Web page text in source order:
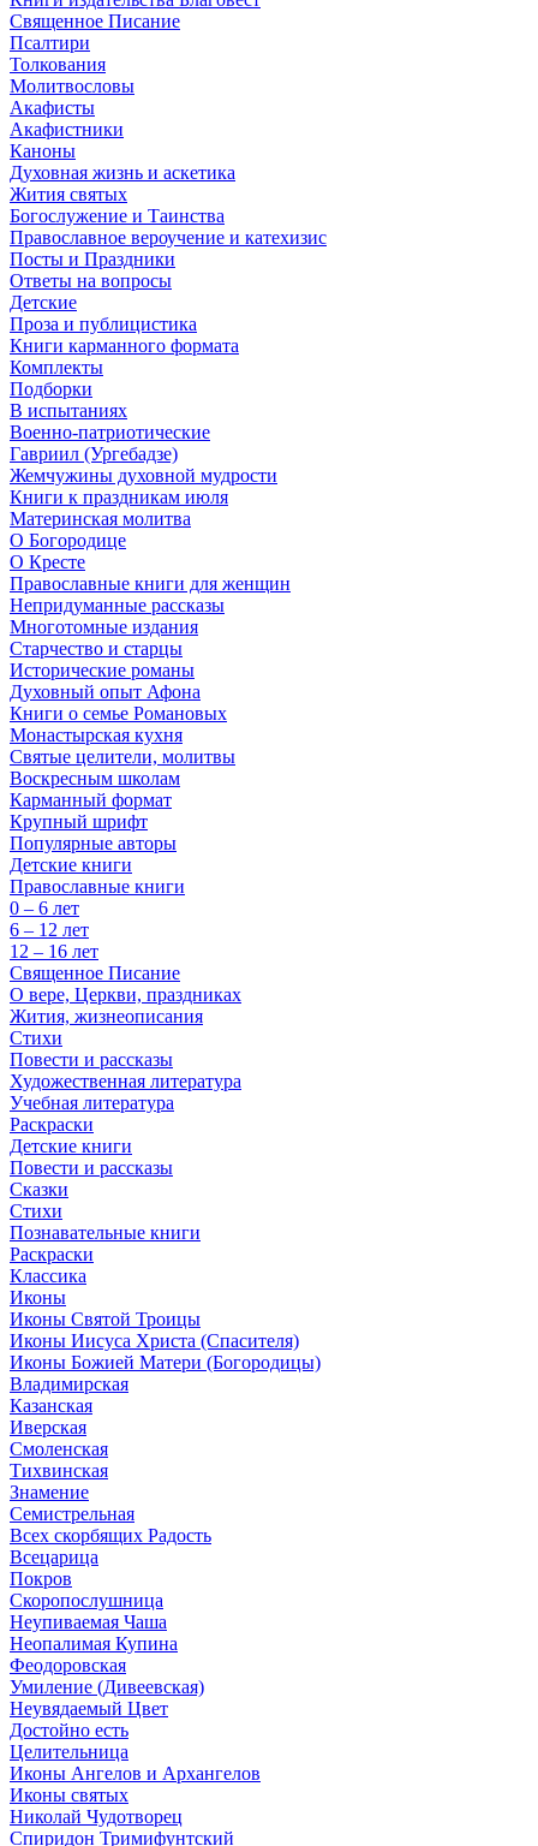
Священное Писание
Псалтири
Толкования
Молитвословы
Акафисты
Акафистники
Каноны
Духовная жизнь и аскетика
Жития святых
Богослужение и Таинства
Православное вероучение и катехизис
Посты и Праздники
Ответы на вопросы
Детские
Проза и публицистика
Книги карманного формата
Комплекты
Подборки
В испытаниях
Военно-патриотические
Гавриил (Ургебадзе)
Жемчужины духовной мудрости
Книги к праздникам июля
Материнская молитва
О Богородице
О Кресте
Православные книги для женщин
Непридуманные рассказы
Многотомные издания
Старчество и старцы
Исторические романы
Духовный опыт Афона
Книги о семье Романовых
Монастырская кухня
Святые целители, молитвы
Воскресным школам
Карманный формат
Крупный шрифт
Популярные авторы
Детские книги
Православные книги
0 – 6 лет
6 – 12 лет
12 – 16 лет
Священное Писание
О вере, Церкви, праздниках
Жития, жизнеописания
Стихи
Повести и рассказы
Художественная литература
Учебная литература
Раскраски
Детские книги
Повести и рассказы
Сказки
Стихи
Познавательные книги
Раскраски
Классика
Иконы
Иконы Святой Троицы
Иконы Иисуса Христа (Спасителя)
Иконы Божией Матери (Богородицы)
Владимирская
Казанская
Иверская
Смоленская
Тихвинская
Знамение
Семистрельная
Всех скорбящих Радость
Всецарица
Покров
Скоропослушница
Неупиваемая Чаша
Неопалимая Купина
Феодоровская
Умиление (Дивеевская)
Неувядаемый Цвет
Достойно есть
Целительница
Иконы Ангелов и Архангелов
Иконы святых
Николай Чудотворец
Спиридон Тримифунтский